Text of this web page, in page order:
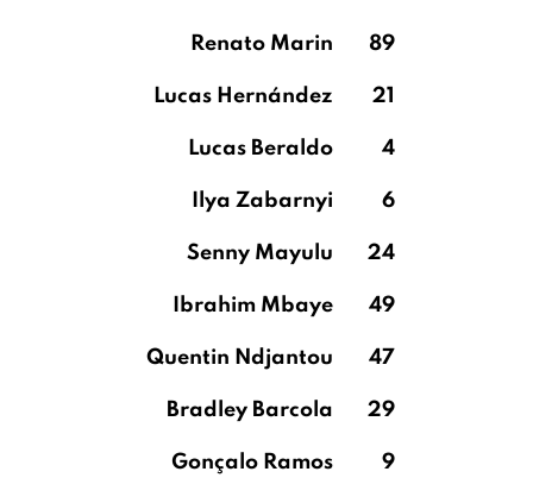
Renato Marin 89
Lucas Hernández 21
Lucas Beraldo 4
Ilya Zabarnyi 6
Senny Mayulu 24
Ibrahim Mbaye 49
Quentin Ndjantou 47
Bradley Barcola 29
Gonçalo Ramos 9